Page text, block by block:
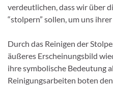
verdeutlichen, dass wir über
“stolpern” sollen, um uns
Durch das Reinigen der
äußeres Erscheinungsbild
ihresymbolische Bedeutung
Reinigungsarbeiten boten den